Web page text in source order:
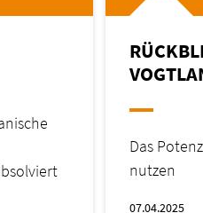
Das
nutzen
07.04.2025